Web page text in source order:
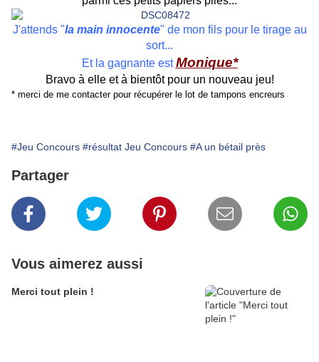
J'attends "la main innocente" de mon fils pour le tirage au
sort...
Et la gagnante estMonique*
Bravo à elle et à bientôt pour un nouveau jeu!
* merci de me contacter pour récupérer le lot de tampons encreurs
#Jeu Concours #résultat Jeu Concours #A un bétail près
Partager
Vous aimerez aussi
Merci tout plein !